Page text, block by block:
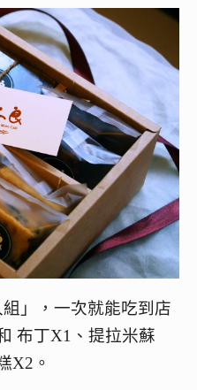
」，一次就能吃到店
布丁X1、提拉米蘇
X2。